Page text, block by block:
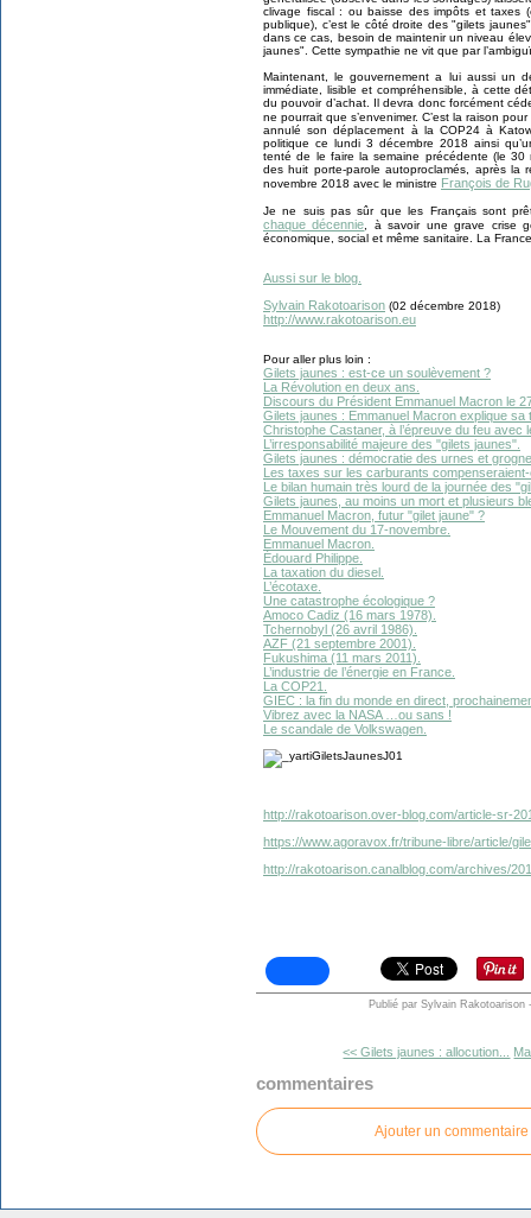
clivage fiscal : ou baisse des impôts et taxes
publique), c’est le côté droite des "gilets
dans ce cas, besoin de maintenir un niveau
jaunes". Cette sympathie ne vit que par
Maintenant, le gouvernement a lui aussi un
immédiate, lisible et compréhensible, à cette
du pouvoir d’achat. Il devra donc forcément
ne pourrait que s’envenimer. C’est la raison
annulé son déplacement à la COP24 à
politique ce lundi 3 décembre 2018 ainsi
tenté de le faire la semaine précédente (le 30
des huit porte-parole autoproclamés, après
novembre 2018 avec le ministre François de
Je ne suis pas sûr que les Français sont
chaque décennie , à savoir une grave crise
économique, social et même sanitaire. La
Aussi sur le blog.
Sylvain Rakotoarison (02 décembre 2018)
http://www.rakotoarison.eu
Pour aller plus loin :
Gilets jaunes : est-ce un soulèvement ?
La Révolution en deux ans.
Discours du Président Emmanuel Macron le
Gilets jaunes : Emmanuel Macron explique sa
Christophe Castaner, à l’épreuve du feu avec
L’irresponsabilité majeure des "gilets jaunes".
Gilets jaunes : démocratie des urnes et
Les taxes sur les carburants
Le bilan humain très lourd de la journée des
Gilets jaunes, au moins un mort et plusieurs
Emmanuel Macron, futur "gilet jaune" ?
Le Mouvement du 17-novembre.
Emmanuel Macron.
Édouard Philippe.
La taxation du diesel.
L’écotaxe.
Une catastrophe écologique ?
Amoco Cadiz (16 mars 1978).
Tchernobyl (26 avril 1986).
AZF (21 septembre 2001).
Fukushima (11 mars 2011).
L’industrie de l’énergie en France.
La COP21.
GIEC : la fin du monde en direct,
Vibrez avec la NASA …ou sans !
Le scandale de Volkswagen.
http://rakotoarison.over-blog.com/article-sr-
https://www.agoravox.fr/tribune-libre/article/
http://rakotoarison.canalblog.com/archives/
Publié par Sylvain Rakotoarison -
<< Gilets jaunes : allocution...
commentaires
Ajouter un commentaire